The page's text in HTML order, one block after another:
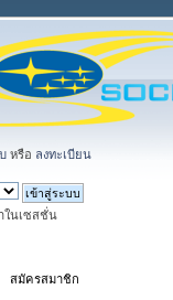
หรือ ลงทะเบียน
ในเซสชั่น
สมัครสมาชิก